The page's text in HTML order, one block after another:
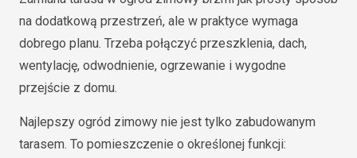
na dodatkową przestrzeń, ale w praktyce wymaga
dobrego planu. Trzeba połączyć przeszklenia, dach,
wentylację, odwodnienie, ogrzewanie i wygodne
przejście z domu.
Najlepszy ogród zimowy nie jest tylko zabudowanym
tarasem. To pomieszczenie o określonej funkcji: